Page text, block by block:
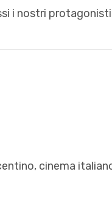
i nostri
cinema